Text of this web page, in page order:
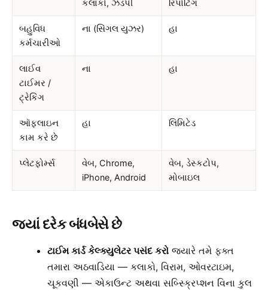
કલાકો, ઝડપી
રિપોર્ટિંગ
બહુવિધ
કર્મચારીઓ
ના (સિંગલ યુઝર) હા
લાઈવ
ટાઈમર /
ટ્રેકિંગ
ના હા
ઑફલાઇન
કામ કરે છે
હા લિમિટેડ
પ્લેટફોર્મ્સ
વેબ, Chrome,
iPhone, Android
વેબ, ડેસ્કટોપ,
મોબાઇલ
જ્યાં દરેક બંધબેસે છે
ટાઈમ કાર્ડ કેલ્ક્યુલેટર પસંદ કરો જ્યારે તમે ફક્ત
તમારા અઠવાડિયા — કલાકો, વિરામ, ઓવરટાઇમ,
ચૂકવણી — એકાઉન્ટ અથવા સબ્સ્ક્રિપ્શન વિના કુલ